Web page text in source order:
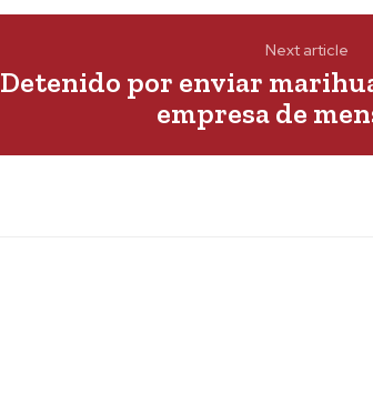
Next article
Detenido por enviar
empresa de